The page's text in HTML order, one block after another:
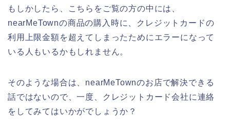
もしかしたら、こちらをご覧の方の中には、
nearMeTownの商品の購入時に、クレジットカードの
利用上限金額を超えてしまったためにエラーになって
いる人もいるかもしれません。
そのような場合は、nearMeTownのお店で解決できる
話ではないので、一度、クレジットカード会社に連絡
をしてみてはいかがでしょうか？